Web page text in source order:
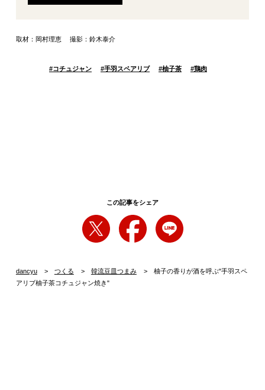
取材：岡村理恵 撮影：鈴木泰介
#コチュジャン #手羽スペアリブ #柚子茶 #鶏肉
この記事をシェア
dancyu つくる 韓流豆皿つまみ
柚子の香りが酒を呼ぶ"手羽スペ
アリブ柚子茶コチュジャン焼き"